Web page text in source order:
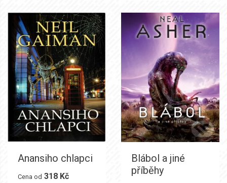
Anansiho chlapci
Cena od 318 Kč
Blábol a jiné
příběhy